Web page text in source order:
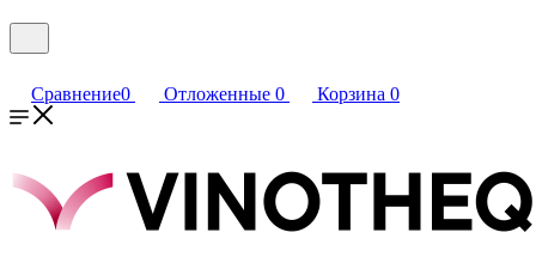
Сравнение0 Отложенные 0 Корзина 0